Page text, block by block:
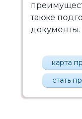
также
документы.
карта
стать